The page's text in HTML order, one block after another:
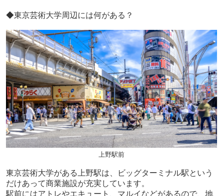
◆東京芸術大学周辺には何がある？
上野駅前
東京芸術大学がある上野駅は、ビッグターミナル駅という
だけあって商業施設が充実しています。
駅前にはアトレやエキュート、マルイなどがあるので、地